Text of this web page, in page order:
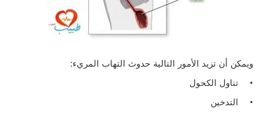
ويمكن أن تزيد الأمور التالية حدوث التهاب المريء:
• تناول الكحول
• التدخين